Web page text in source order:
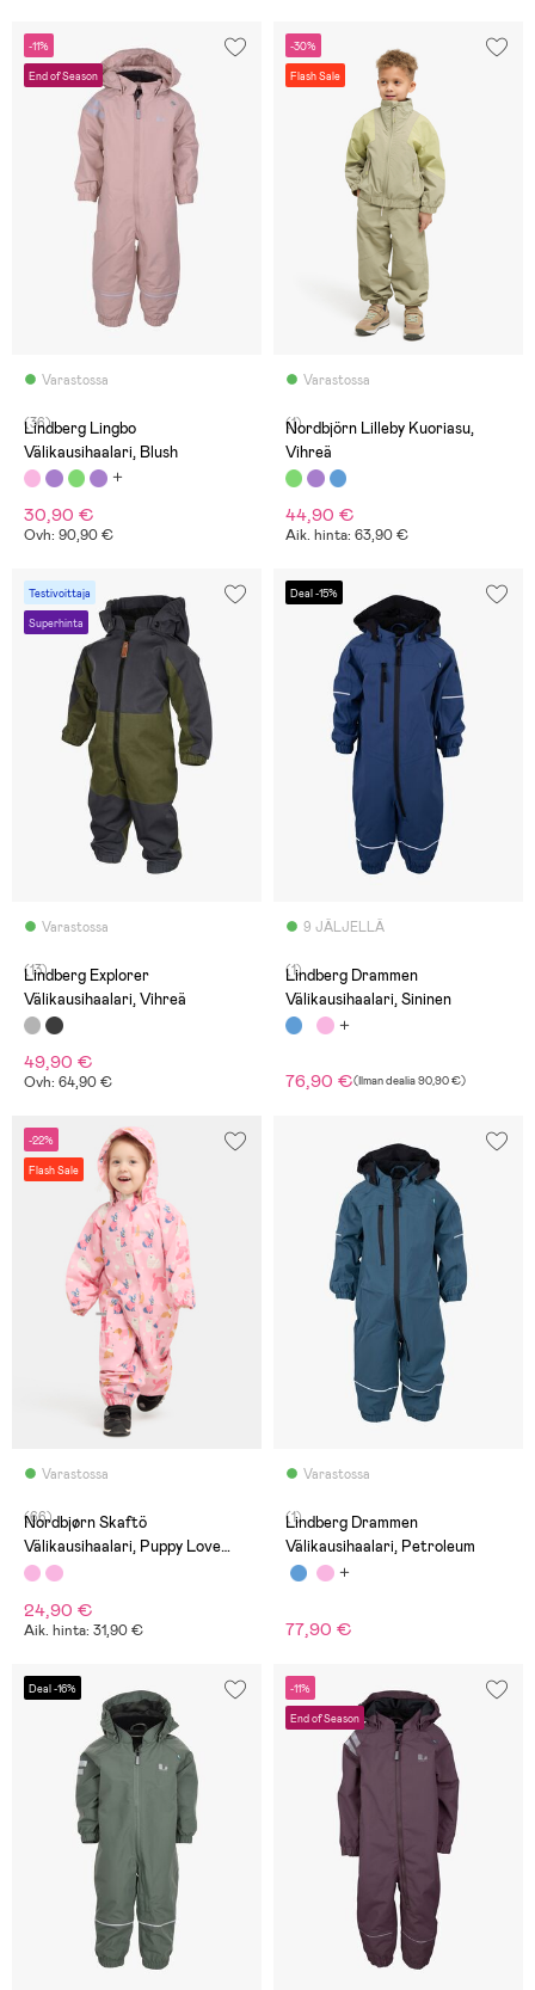
-11%
End of Season
Varastossa
(36)
Lindberg Lingbo
Välikausihaalari, Blush
30,90 €
Ovh: 90,90 €
-30%
Flash Sale
Varastossa
(1)
Nordbjörn Lilleby Kuoriasu,
Vihreä
44,90 €
Aik. hinta: 63,90 €
Testivoittaja
Superhinta
Varastossa
(13)
Lindberg Explorer
Välikausihaalari, Vihreä
49,90 €
Ovh: 64,90 €
Deal -15%
9 JÄLJELLÄ
(1)
Lindberg Drammen
Välikausihaalari, Sininen
76,90 €(Ilman dealia90,90 €)
-22%
Flash Sale
Varastossa
(66)
Nordbjørn Skaftö
Välikausihaalari, Puppy Love
Candy Pink
24,90 €
Aik. hinta: 31,90 €
Varastossa
(1)
Lindberg Drammen
Välikausihaalari, Petroleum
77,90 €
Deal -16% -11%
End of Season